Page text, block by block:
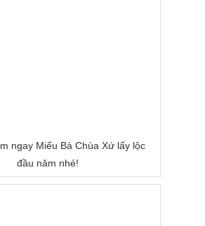
ngay Miếu Bà Chùa Xứ lấy lộc
đầu năm nhé!